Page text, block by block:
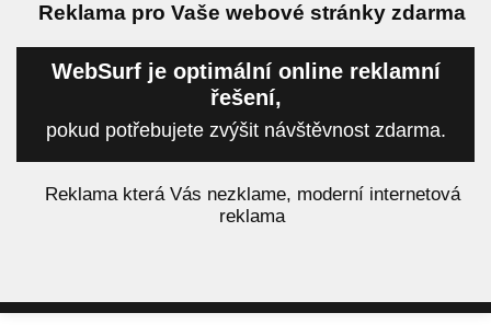
Reklama pro Vaše webové stránky zdarma
WebSurf je optimální online reklamní
řešení,
pokud potřebujete zvýšit návštěvnost zdarma.
Reklama která Vás nezklame, moderní internetová
reklama